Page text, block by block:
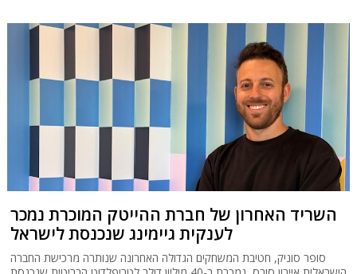
השריד האחרון של חברת ההייטק המוכרת נמכר
לענקית גיימינג שנכנסת לישראל
סופר סוניק, חטיבת המשחקים הגדולה האחרונה שנותרה מרכישת החברה